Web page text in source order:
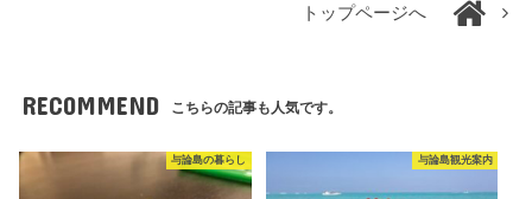
トップページへ
RECOMMEND こちらの記事も人気です。
与論島の暮らし 与論島観光案内